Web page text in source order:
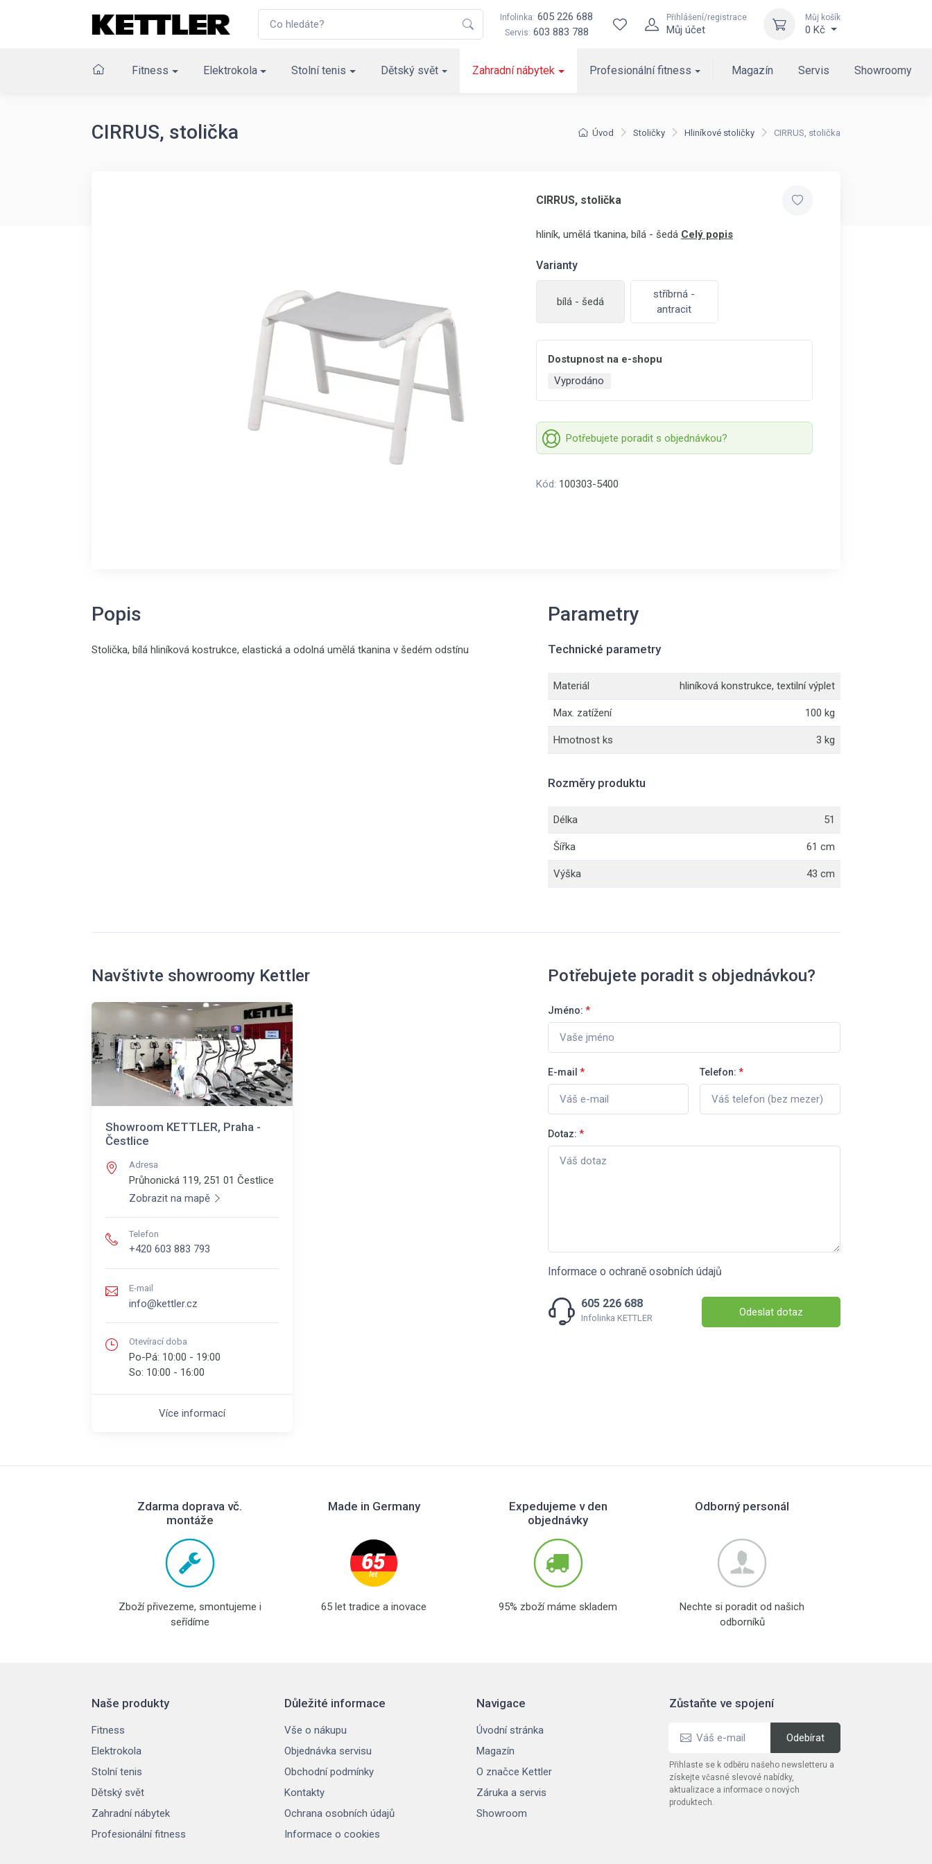
Infolinka: 605 226 688
Servis: 603 883 788
Přihlášení/registrace
Můj účet
Můj košík
0 Kč
Fitness Elektrokola Stolní tenis Dětský svět Zahradní nábytek Profesionální fitness Magazín Servis Showroomy
Úvod Stoličky Hliníkové stoličky CIRRUS, stolička
CIRRUS, stolička
CIRRUS, stolička
hliník, umělá tkanina, bílá - šedá Celý popis
Varianty
bílá - šedá
stříbrná -
antracit
Dostupnost na e-shopu
Vyprodáno
Potřebujete poradit s objednávkou?
Kód: 100303-5400
Popis
Stolička, bílá hliníková kostrukce, elastická a odolná umělá tkanina v šedém odstínu
Parametry
Technické parametry
Materiál hliníková konstrukce, textilní výplet
Max. zatížení 100 kg
Hmotnost ks 3 kg
Rozměry produktu
Délka 51
Šířka 61 cm
Výška 43 cm
Navštivte showroomy Kettler
Showroom KETTLER, Praha -
Čestlice
Adresa
Průhonická 119, 251 01 Čestlice
Zobrazit na mapě
Telefon
+420 603 883 793
E-mail
info@kettler.cz
Otevírací doba
Po-Pá: 10:00 - 19:00
So: 10:00 - 16:00
Více informací
Potřebujete poradit s objednávkou?
Jméno: *
E-mail * Telefon: *
Dotaz: *
Informace o ochraně osobních údajů
605 226 688
Infolinka KETTLER Odeslat dotaz
Zdarma doprava vč.
montáže
Zboží přivezeme, smontujeme i
seřídíme
Made in Germany
65 let tradice a inovace
Expedujeme v den
objednávky
95% zboží máme skladem
Odborný personál
Nechte si poradit od našich
odborníků
Naše produkty
Fitness
Elektrokola
Stolní tenis
Dětský svět
Zahradní nábytek
Profesionální fitness
Důležité informace
Vše o nákupu
Objednávka servisu
Obchodní podmínky
Kontakty
Ochrana osobních údajů
Informace o cookies
Navigace
Úvodní stránka
Magazín
O značce Kettler
Záruka a servis
Showroom
Zůstaňte ve spojení
Přihlaste se k odběru našeho newsletteru a
získejte včasné slevové nabídky,
aktualizace a informace o nových
produktech.